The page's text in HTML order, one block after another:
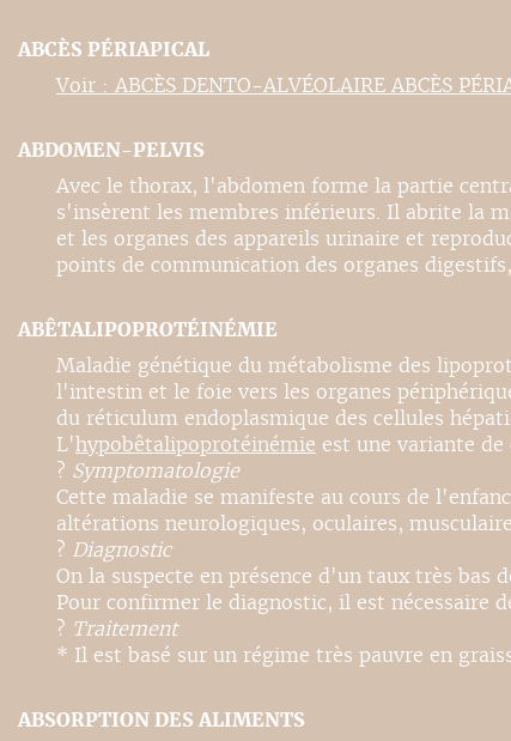
ABCÈS PÉRIAPICAL
Voir : ABCÈS DENTO-ALVÉOLAIRE ABCÈS
ABDOMEN-PELVIS
Avec le thorax, l'abdomen forme la partie
s'insèrent les membres inférieurs. Il abrite la
et les organes des appareils urinaire et
points de communication des organes
ABÊTALIPOPROTÉINÉMIE
Maladie génétique du métabolisme des
l'intestin et le foie vers les organes
du réticulum endoplasmique des cellules
L'hypobêtalipoprotéinémie est une variante
? Symptomatologie
Cette maladie se manifeste au cours de
altérations neurologiques, oculaires,
? Diagnostic
On la suspecte en présence d'un taux très bas
Pour confirmer le diagnostic, il est nécessaire
? Traitement
* Il est basé sur un régime très pauvre en
ABSORPTION DES ALIMENTS